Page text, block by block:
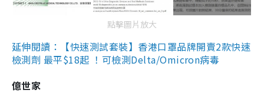
點擊圖片放大
延伸閱讀：【快速測試套裝】香港口罩品牌開賣2款快速
檢測劑 最平$18起 ！可檢測Delta/Omicron病毒
億世家